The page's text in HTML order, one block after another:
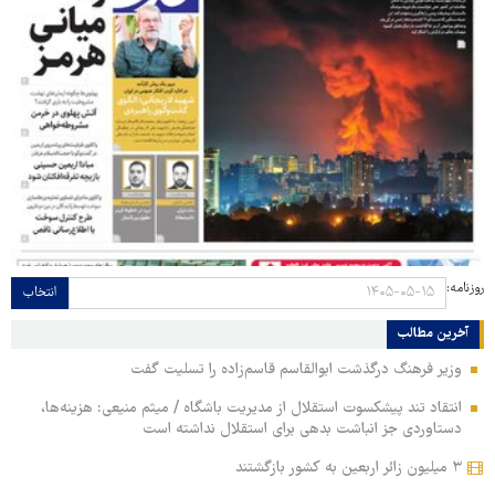
روزنامه: انتخاب
آخرین مطالب
وزیر فرهنگ درگذشت ابوالقاسم قاسم‌زاده را تسلیت گفت
انتقاد تند پیشکسوت استقلال از مدیریت باشگاه / میثم منیعی: هزینه‌ها،
دستاوردی جز انباشت بدهی برای استقلال نداشته است
۳ میلیون زائر اربعین به کشور بازگشتند